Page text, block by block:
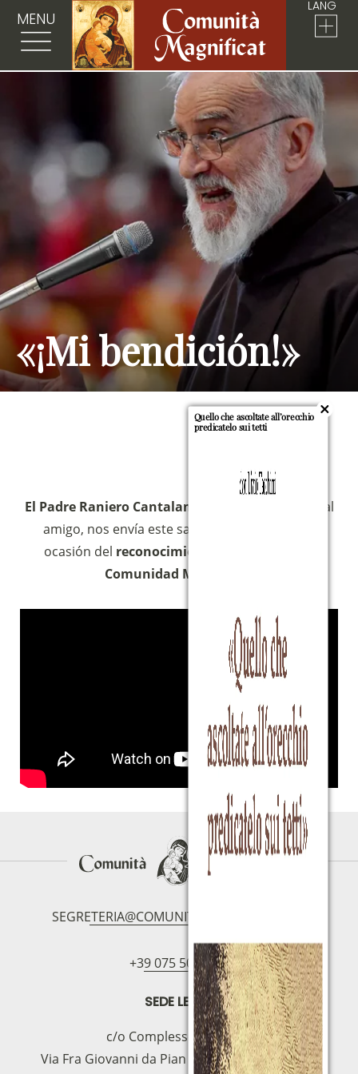
MENU
LANG
«¡Mi bendición!»
El Padre Raniero Cantalamessa
, nuestro cardenal
amigo, nos envía este saludo y bendición con
ocasión del reconocimiento pontificio de la
Comunidad Magnificat
SEGRETERIA@COMUNITAMAGNIFICAT.ORG
+39 075 5094797
SEDE LEGAL
c/o Complesso S.Manno
Via Fra Giovanni da Pian di Carpine, 63 - 06127
Sostieni la Comunità Magnificat
Fai una donazione sul nostro conto
IT49S0200803039000102071988
Quello che ascoltate all’orecchio
predicatelo sui tetti